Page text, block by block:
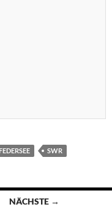
SWR
NÄCHSTE →